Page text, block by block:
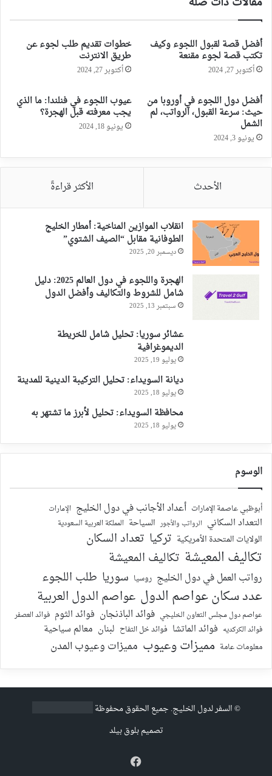
أفضل قصة لقبول اللجوء وكيف
تكتب قصة لجوء مقنعة
أكتوبر 27, 2024
خطوات تقديم طلب لجوء عن
طريق الانترنت
أكتوبر 27, 2024
أفضل دول اللجوء في أوروبا من
حيث: سرعة القبول، الرواتب، لم
الشمل
يونيو 3, 2024
عيوب اللجوء في فنلندا: ما الذي
يجب معرفته قبل الهجرة؟
يونيو 18, 2024
الأحدث الأكثر قراءةً
انقلاب الموازين المناخية: أمطار الخليج
الطوفانية مقابل “الصيف الشتوي”
ديسمبر 20, 2025
الهجرة واللجوء في دول العالم 2025: دليل
شامل للشروط والتكاليف وأفضل الدول
سبتمبر 13, 2025
عشائر سوريا: تحليل شامل للخريطة
الديموغرافية
يوليو 19, 2025
ديانة السويداء: تحليل التركيبة الدينية للمدينة
يوليو 18, 2025
محافظة السويداء: تحليل لأبرز ما تشتهر به
يوليو 18, 2025
الوسوم
أبوظبي عاصمة الإمارات أعداد الأجانب في دول الخليج الإمارات
التعداد السكاني الرواتب والأجور السياحة المملكة العربية السعودية
الولايات المتحدة الأمريكية تركيا تعداد السكان
تكاليف المعيشة تكاليف المعيشة
رواتب العمل في دول الخليج روسيا سوريا طلب اللجوء
عدد سكان عواصم الدول عواصم الدول العربية
عواصم دول مجلس التعاون الخليجي فوائد الباذنجان فوائد الثوم فوائد العصفر
فوائد الكركديه فوائد الماتشا فوائد خل التفاح لبنان معالم سياحية
معلومات عامة مميزات وعيوب مميزات وعيوب المدن
©السفر لدول الخليج. جميع الحقوق محفوظة
تصميمبلوق بيلد
فيسبوك